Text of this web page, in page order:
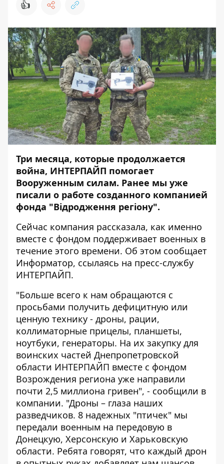
👍
Три месяца, которые продолжается
война, ИНТЕРПАЙП помогает
Вооруженным силам. Ранее мы уже
писали о работе созданного компанией
фонда "Відродження регіону".
Сейчас компания рассказала, как именно
вместе с фондом поддерживает военных в
течение этого времени. Об этом сообщает
Информатор, ссылаясь на пресс-службу
ИНТЕРПАЙП.
"Больше всего к нам обращаются с
просьбами получить дефицитную или
ценную технику - дроны, рации,
коллиматорные прицелы, планшеты,
ноутбуки, генераторы. На их закупку для
воинских частей Днепропетровской
области ИНТЕРПАЙП вместе с фондом
Возрождения региона уже направили
почти 2,5 миллиона гривен", - сообщили в
компании. "Дроны – глаза наших
разведчиков. 8 надежных "птичек" мы
передали военным на передовую в
Донецкую, Херсонскую и Харьковскую
области. Ребята говорят, что каждый дрон